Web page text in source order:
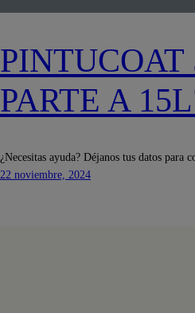
PINTUCOAT
PARTE A
¿Necesitas ayuda? Déjanos tus datos para
22 noviembre, 2024